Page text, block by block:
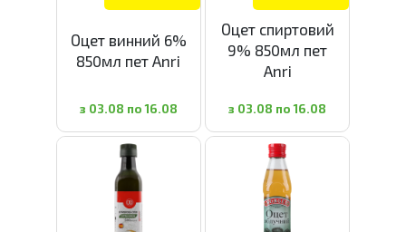
Оцет винний 6%
850мл пет Anri
з 03.08 по 16.08
Оцет спиртовий
9% 850мл пет
Anri
з 03.08 по 16.08